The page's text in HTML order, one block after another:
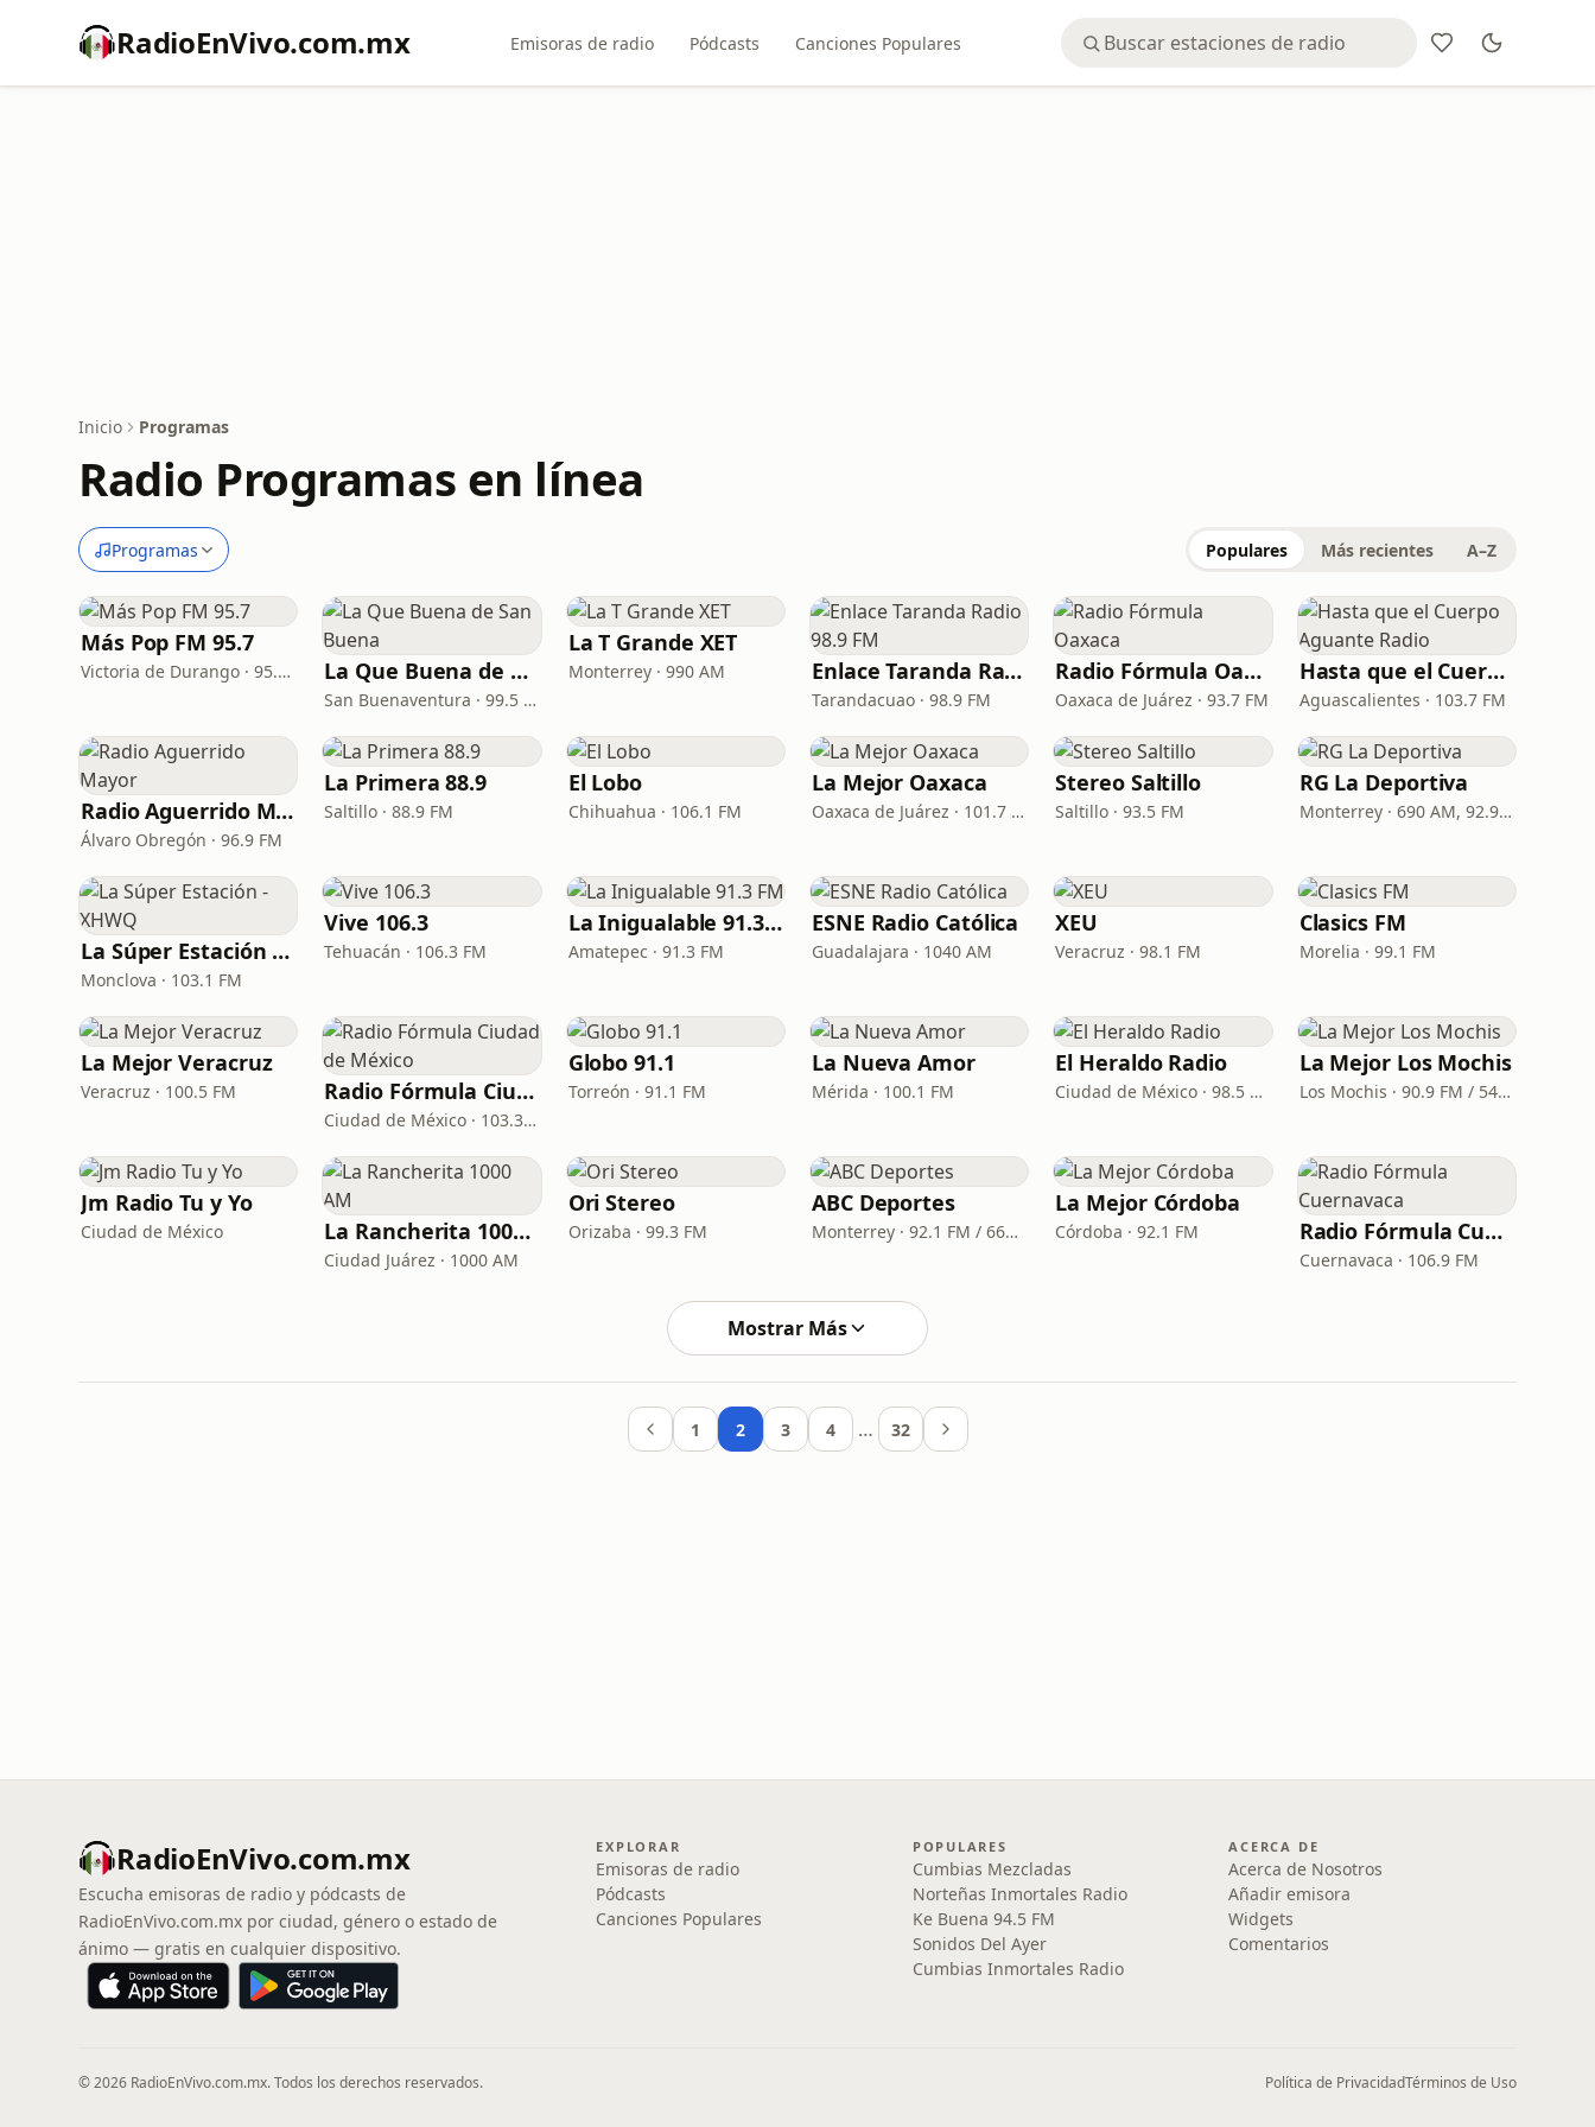
RadioEnVivo.com.mx Emisoras de radio Pódcasts Canciones Populares
Inicio Programas
Radio Programas en línea
Programas Populares Más recientes A–Z
Más Pop FM 95.7
Victoria de Durango · 95.7 FM La Que Buena de San Buena
San Buenaventura · 99.5 FM
La T Grande XET
Monterrey · 990 AM Enlace Taranda Radio 98.9 FM
Tarandacuao · 98.9 FM
Radio Fórmula Oaxaca
Oaxaca de Juárez · 93.7 FM
Hasta que el Cuerpo Aguante Radio
Aguascalientes · 103.7 FM
Radio Aguerrido Mayor
Álvaro Obregón · 96.9 FM
La Primera 88.9
Saltillo · 88.9 FM
El Lobo
Chihuahua · 106.1 FM
La Mejor Oaxaca
Oaxaca de Juárez · 101.7 FM
Stereo Saltillo
Saltillo · 93.5 FM
RG La Deportiva
Monterrey · 690 AM, 92.9 FM
La Súper Estación - XHWQ
Monclova · 103.1 FM
Vive 106.3
Tehuacán · 106.3 FM
La Inigualable 91.3 FM
Amatepec · 91.3 FM
ESNE Radio Católica
Guadalajara · 1040 AM
XEU
Veracruz · 98.1 FM
Clasics FM
Morelia · 99.1 FM
La Mejor Veracruz
Veracruz · 100.5 FM Radio Fórmula Ciudad de México
Ciudad de México · 103.3 FM - 970 AM
Globo 91.1
Torreón · 91.1 FM
La Nueva Amor
Mérida · 100.1 FM
El Heraldo Radio
Ciudad de México · 98.5 FM
La Mejor Los Mochis
Los Mochis · 90.9 FM / 540 AM
Jm Radio Tu y Yo
Ciudad de México La Rancherita 1000 AM
Ciudad Juárez · 1000 AM
Ori Stereo
Orizaba · 99.3 FM
ABC Deportes
Monterrey · 92.1 FM / 660 AM
La Mejor Córdoba
Córdoba · 92.1 FM Radio Fórmula Cuernavaca
Cuernavaca · 106.9 FM
Mostrar Más
1 2 3 4 … 32
RadioEnVivo.com.mx
Escucha emisoras de radio y pódcasts de
RadioEnVivo.com.mx por ciudad, género o estado de
ánimo — gratis en cualquier dispositivo.
EXPLORAR
Emisoras de radio
Pódcasts
Canciones Populares
POPULARES
Cumbias Mezcladas
Norteñas Inmortales Radio
Ke Buena 94.5 FM
Sonidos Del Ayer
Cumbias Inmortales Radio
ACERCA DE
Acerca de Nosotros
Añadir emisora
Widgets
Comentarios
© 2026 RadioEnVivo.com.mx. Todos los derechos reservados. Política de PrivacidadTérminos de Uso